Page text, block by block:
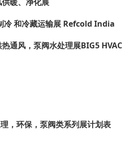
冷 和冷藏运输展 Refcold India
通风，泵阀水处理展BIG5 HVAC
，环保，泵阀类系列展计划表